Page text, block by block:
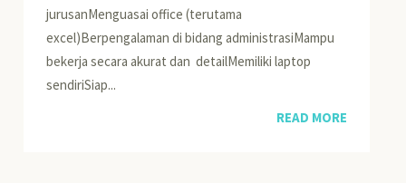
jurusanMenguasai office (terutama
excel)Berpengalaman di bidang administrasiMampu
bekerja secara akurat dan detailMemiliki laptop
sendiriSiap...
READ MORE